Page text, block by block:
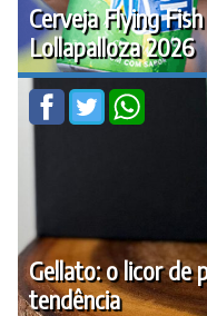
Cerveja Flying
Lollapalloza 2026
Gellato: o licor de
tendência